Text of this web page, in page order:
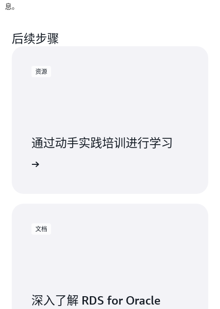
息。
后续步骤
资源
通过动手实践培训进行学习
文档
深入了解 RDS for Oracle